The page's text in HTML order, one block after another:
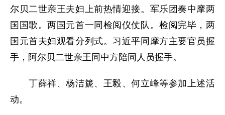
尔贝二世亲王夫妇上前热情迎接。军乐团奏中摩两
国国歌。两国元首一同检阅仪仗队。检阅完毕，两
国元首夫妇观看分列式。习近平同摩方主要官员握
手，阿尔贝二世亲王同中方陪同人员握手。
丁薛祥、杨洁篪、王毅、何立峰等参加上述活
动。